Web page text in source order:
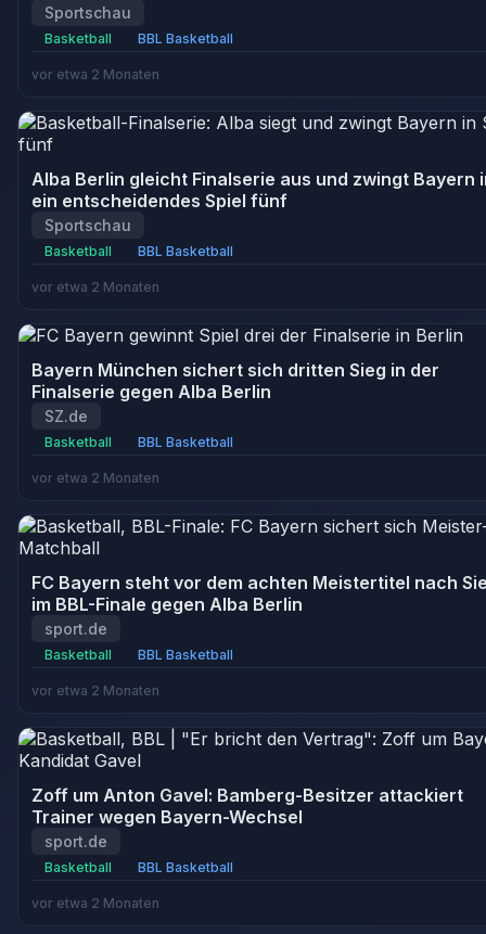
Sportschau
Basketball BBL Basketball
vor etwa 2 Monaten
Alba Berlin gleicht Finalserie aus und zwingt Bayern
ein entscheidendes Spiel fünf
Sportschau
Basketball BBL Basketball
vor etwa 2 Monaten
Bayern München sichert sich dritten Sieg in der
Finalserie gegen Alba Berlin
SZ.de
Basketball BBL Basketball
vor etwa 2 Monaten
FC Bayern steht vor dem achten Meistertitel nach
im BBL-Finale gegen Alba Berlin
sport.de
Basketball BBL Basketball
vor etwa 2 Monaten
Zoff um Anton Gavel: Bamberg-Besitzer attackiert
Trainer wegen Bayern-Wechsel
sport.de
Basketball BBL Basketball
vor etwa 2 Monaten